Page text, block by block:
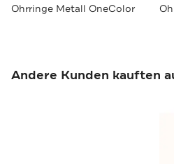
Ohrringe Metall OneColor
Andere Kunden kauften